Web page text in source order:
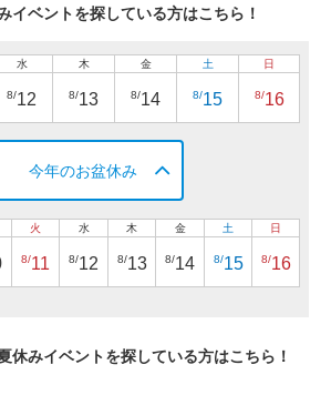
イベントを探している方はこちら！
水
8/12
木
8/13
金
8/14
土
8/15
日
8/16
今年のお盆休み
火
8/11
水
8/12
木
8/13
金
8/14
土
8/15
日
8/16
休みイベントを探している方はこちら！